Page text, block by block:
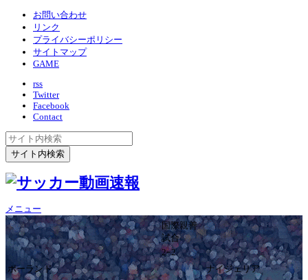
お問い合わせ
リンク
プライバシーポリシー
サイトマップ
GAME
rss
Twitter
Facebook
Contact
メニュー
国際親善
試合
2ｰ2
ポーランド
ナイジェリア